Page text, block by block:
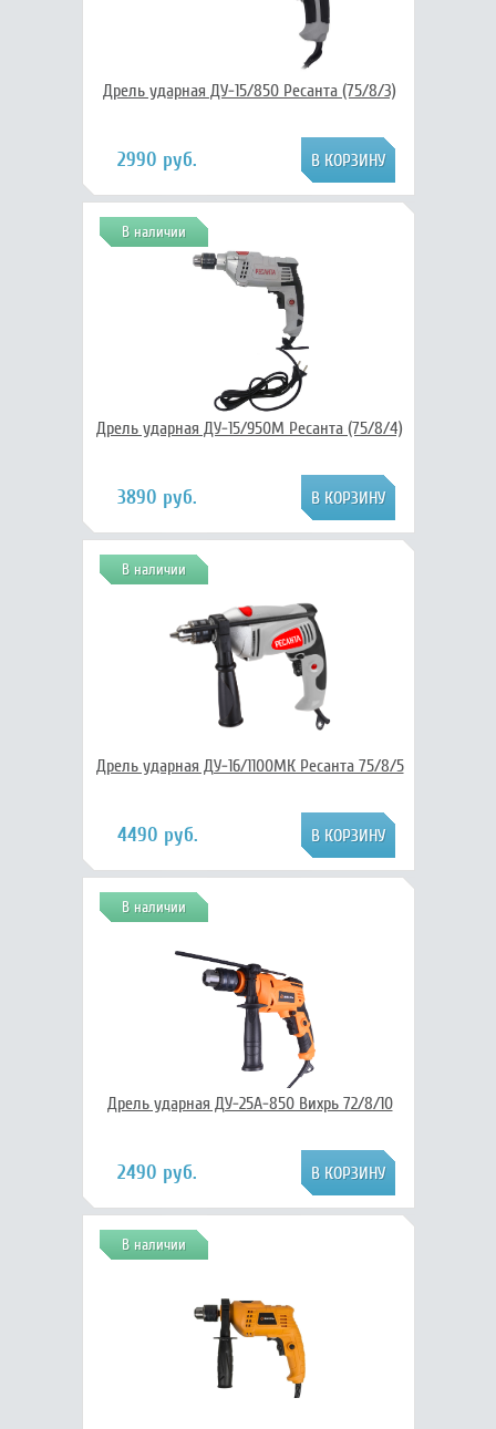
Дрель ударная ДУ-15/850 Ресанта (75/8/3)
2990 руб.
В наличии
Дрель ударная ДУ-15/950М Ресанта (75/8/4)
3890 руб.
В наличии
Дрель ударная ДУ-16/1100МК Ресанта 75/8/5
4490 руб.
В наличии
Дрель ударная ДУ-25А-850 Вихрь 72/8/10
2490 руб.
В наличии